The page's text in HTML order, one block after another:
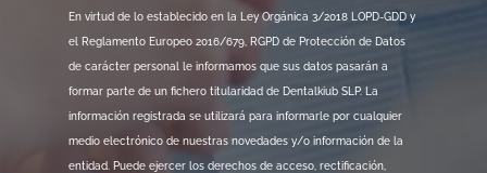
En virtud de lo establecido en la Ley Orgánica 3/2018 LOPD-GDD y
el Reglamento Europeo 2016/679, RGPD de Protección de Datos
de carácter personal le informamos que sus datos pasarán a
formar parte de un fichero titularidad de Dentalkiub SLP. La
información registrada se utilizará para informarle por cualquier
medio electrónico de nuestras novedades y/o información de la
entidad. Puede ejercer los derechos de acceso, rectificación,